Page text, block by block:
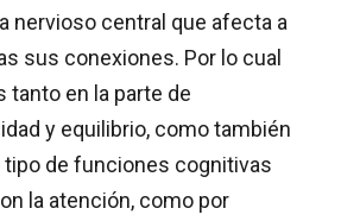
nervioso central que afecta a
sus conexiones. Por lo cual
en la parte de
y equilibrio, como también
tipo de funciones cognitivas
la atención, como por